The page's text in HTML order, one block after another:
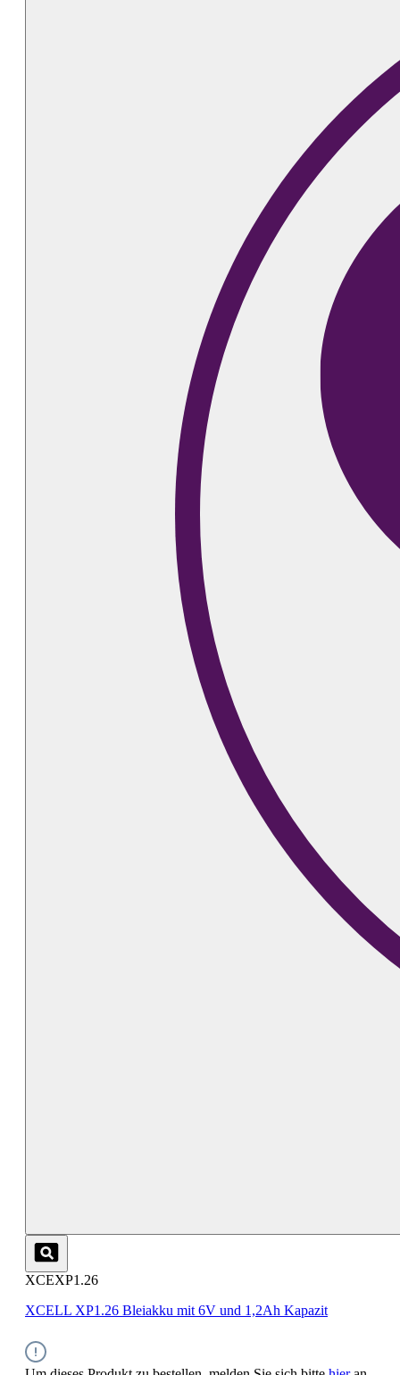
XCEXP1.26
XCELL XP1.26 Bleiakku mit 6V und 1,2Ah Kapazit